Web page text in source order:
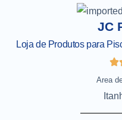
JC
Loja de Produtos para
Area